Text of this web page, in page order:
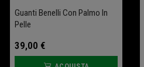
Guanti Benelli Con Palmo In
Pelle
39,00 €
Salva Batteria Garage